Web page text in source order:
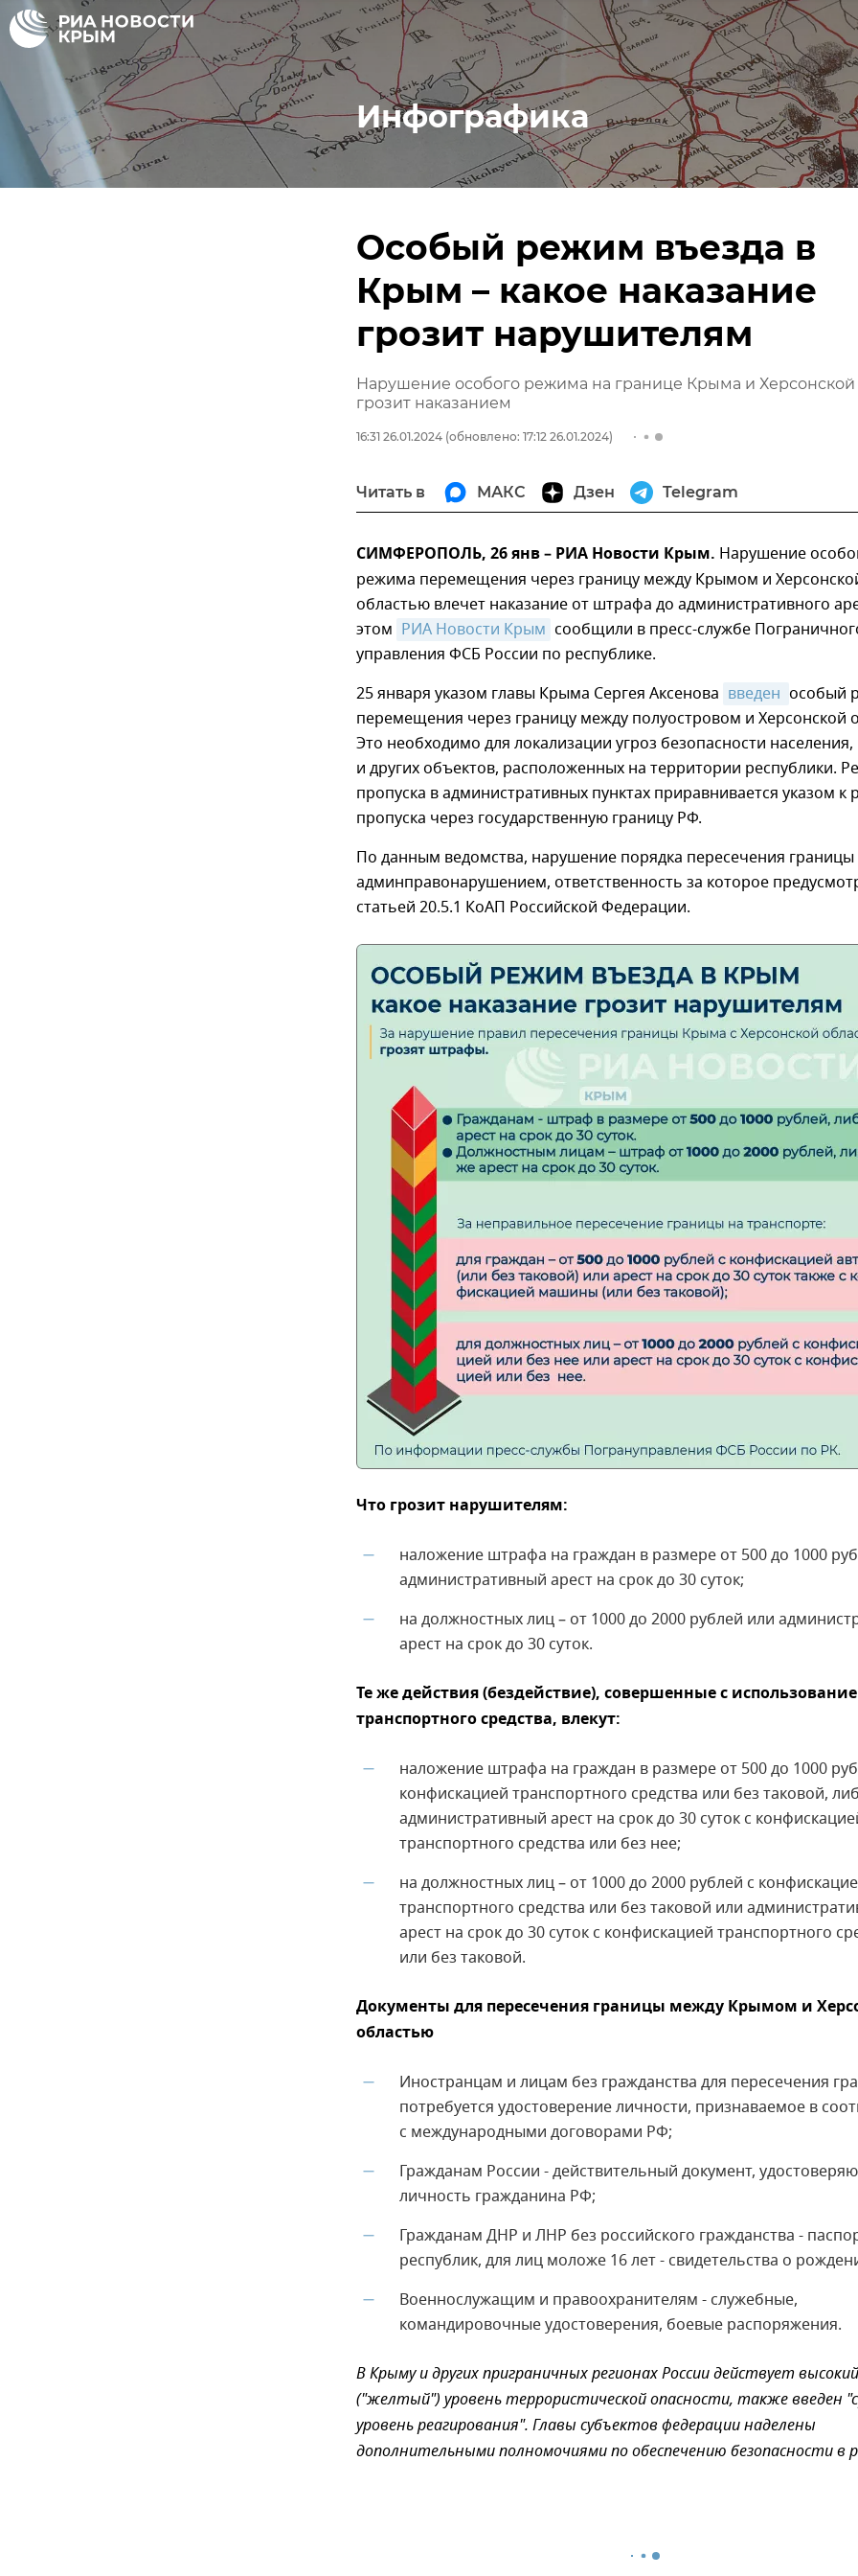
Инфографика
Особый режим въезда в
Крым – какое наказание
грозит нарушителям
Нарушение особого режима на границе Крыма и Херсонской
грозит наказанием
16:31 26.01.2024 (обновлено: 17:12 26.01.2024)
Читать в МАКС Дзен Telegram
СИМФЕРОПОЛЬ, 26 янв – РИА Новости Крым. Нарушение
режима перемещения через границу между Крымом и
областью влечет наказание от штрафа до административного
этом РИА Новости Крым сообщили в пресс-службе
управления ФСБ России по республике.
25 января указом главы Крыма Сергея Аксенова введен особый
перемещения через границу между полуостровом и Херсонской
Это необходимо для локализации угроз безопасности
и других объектов, расположенных на территории республики.
пропуска в административных пунктах приравнивается указом к
пропуска через государственную границу РФ.
По данным ведомства, нарушение порядка пересечения границы
админправонарушением, ответственность за которое
статьей 20.5.1 КоАП Российской Федерации.
Что грозит нарушителям:
—
наложение штрафа на граждан в размере от 500 до 1000
административный арест на срок до 30 суток;
—
на должностных лиц – от 1000 до 2000 рублей или
арест на срок до 30 суток.
Те же действия (бездействие), совершенные с
транспортного средства, влекут:
—
наложение штрафа на граждан в размере от 500 до 1000
конфискацией транспортного средства или без таковой,
административный арест на срок до 30 суток с
транспортного средства или без нее;
—
на должностных лиц – от 1000 до 2000 рублей с
транспортного средства или без таковой или
арест на срок до 30 суток с конфискацией транспортного
или без таковой.
Документы для пересечения границы между Крымом и
областью
—
Иностранцам и лицам без гражданства для пересечения
потребуется удостоверение личности, признаваемое в
с международными договорами РФ;
—
Гражданам России - действительный документ,
личность гражданина РФ;
—
Гражданам ДНР и ЛНР без российского гражданства -
республик, для лиц моложе 16 лет - свидетельства о
—
Военнослужащим и правоохранителям - служебные,
командировочные удостоверения, боевые распоряжения.
В Крыму и других приграничных регионах России действует высокий
("желтый") уровень террористической опасности, также введен
уровень реагирования". Главы субъектов федерации наделены
дополнительными полномочиями по обеспечению безопасности в